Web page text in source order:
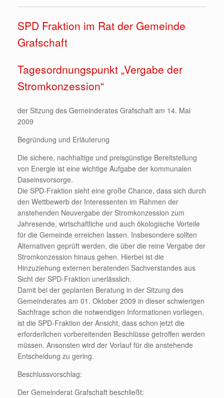
SPD Fraktion im Rat der Gemeinde
Grafschaft
Tagesordnungspunkt „Vergabe der
Stromkonzession“
der Sitzung des Gemeinderates Grafschaft am 14. Mai
2009
Begründung und Erläuterung
Die sichere, nachhaltige und preisgünstige Bereitstellung
von Energie ist eine wichtige Aufgabe der kommunalen
Daseinsvorsorge.
Die SPD-Fraktion sieht eine große Chance, dass sich durch
den Wettbewerb der Interessenten im Rahmen der
anstehenden Neuvergabe der Stromkonzession zum
Jahresende, wirtschaftliche und auch ökologische Vorteile
für die Gemeinde erreichen lassen. Insbesondere sollten
Alternativen geprüft werden, die über die reine Vergabe der
Stromkonzession hinaus gehen. Hierbei ist die
Hinzuziehung externen beratenden Sachverstandes aus
Sicht der SPD-Fraktion unerlässlich.
Damit bei der geplanten Beratung in der Sitzung des
Gemeinderates am 01. Oktober 2009 in dieser schwierigen
Sachfrage schon die notwendigen Informationen vorliegen,
ist die SPD-Fraktion der Ansicht, dass schon jetzt die
erforderlichen vorbereitenden Beschlüsse getroffen werden
müssen. Ansonsten wird der Vorlauf für die anstehende
Entscheidung zu gering.
Beschlussvorschlag:
Der Gemeinderat Grafschaft beschließt: